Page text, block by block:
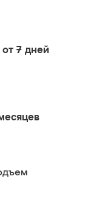
от 7 дней